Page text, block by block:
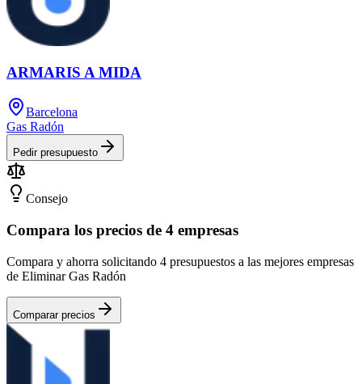
ARMARIS A MIDA
Barcelona
Gas Radón
Pedir presupuesto
Consejo
Compara los precios de 4 empresas
Compara y ahorra solicitando 4 presupuestos a las mejores empresas
de Eliminar Gas Radón
Comparar precios